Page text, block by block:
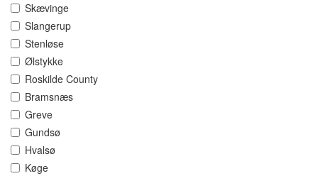
Skævinge
Slangerup
Stenløse
Ølstykke
Roskilde County
Bramsnæs
Greve
Gundsø
Hvalsø
Køge